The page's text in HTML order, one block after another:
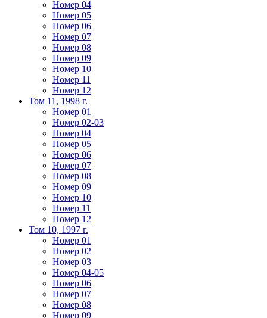
Номер 04
Номер 05
Номер 06
Номер 07
Номер 08
Номер 09
Номер 10
Номер 11
Номер 12
Том 11, 1998 г.
Номер 01
Номер 02-03
Номер 04
Номер 05
Номер 06
Номер 07
Номер 08
Номер 09
Номер 10
Номер 11
Номер 12
Том 10, 1997 г.
Номер 01
Номер 02
Номер 03
Номер 04-05
Номер 06
Номер 07
Номер 08
Номер 09